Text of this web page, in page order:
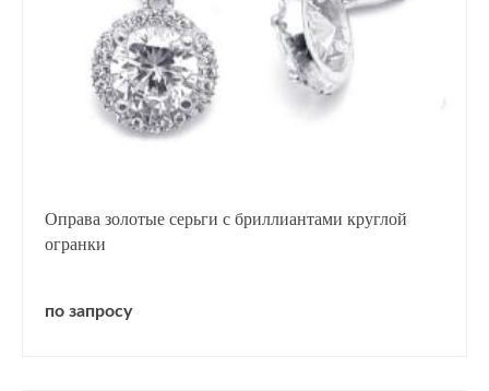
Оправа золотые серьги с бриллиантами круглой
огранки
по запросу